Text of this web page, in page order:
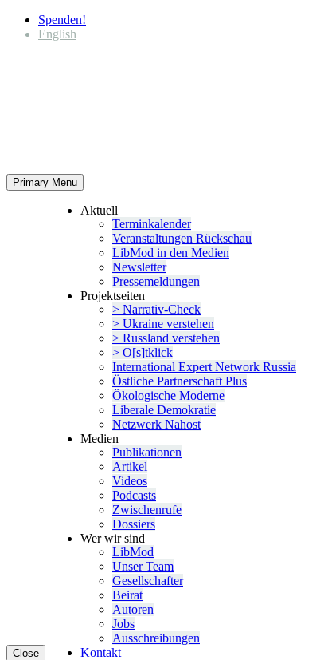
Spenden!
English
Primary Menu
Close
Aktuell
Termin­ka­lender
Veran­stal­tungen Rückschau
LibMod in den Medien
Newsletter
Presse­mel­dungen
Projekt­seiten
> Narrativ-Check
> Ukraine verstehen
> Russland verstehen
> O[s]tklick
Inter­na­tional Expert Network Russia
Östliche Partner­schaft Plus
Ökolo­gische Moderne
Liberale Demokratie
Netzwerk Nahost
Medien
Publi­ka­tionen
Artikel
Videos
Podcasts
Zwischenrufe
Dossiers
Wer wir sind
LibMod
Unser Team
Gesell­schafter
Beirat
Autoren
Jobs
Ausschrei­bungen
Kontakt